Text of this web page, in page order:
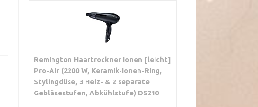
Remington Haartrockner Ionen [leicht]
Pro-Air (2200 W, Keramik-Ionen-Ring,
Stylingdüse, 3 Heiz- & 2 separate
Gebläsestufen, Abkühlstufe) D5210